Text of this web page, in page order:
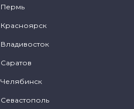
Пермь
Красноярск
Владивосток
Саратов
Челябинск
Севастополь